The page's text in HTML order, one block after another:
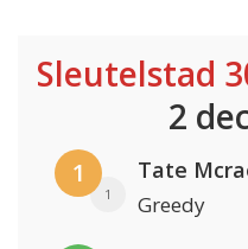
Sleutelstad
2
1
1
Tate
Greedy